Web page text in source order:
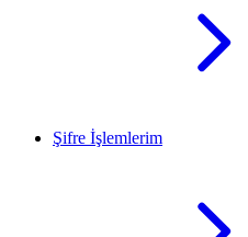
Şifre İşlemlerim